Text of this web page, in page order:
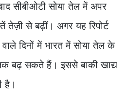
सीबीओटी सोया तेल में अपर
तेज़ी से बढ़ीं। अगर यह रिपोर्ट
दिनों में भारत में सोया तेल के
बढ़ सकते हैं। इससे बाकी खाद्य
है।